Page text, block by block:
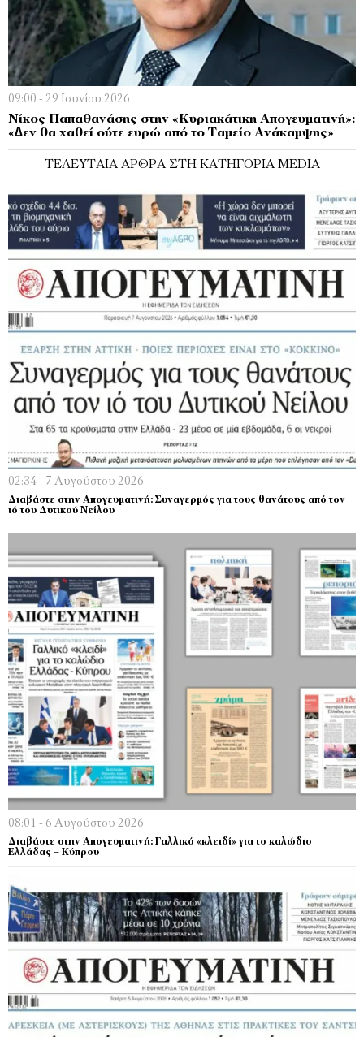
09:00 - 29 Ιουνίου 2026
Νίκος Παπαθανάσης στην «Κυριακάτικη Απογευματινή»:
«∆εν θα χαθεί ούτε ευρώ από το Ταµείο Ανάκαµψης»
ΤΕΛΕΥΤΑΊΑ ΆΡΘΡΑ ΣΤΗ ΚΑΤΗΓΟΡΊΑ MEDIA
02:34 - 7 Αυγούστου 2026
Διαβάστε στην Απογευματινή: Συναγερμός για τους θανάτους από τον
ιό του Δυτικού Νείλου
08:01 - 6 Αυγούστου 2026
Διαβάστε στην Απογευματινή: Γαλλικό «κλειδί» για το καλώδιο
Ελλάδας – Κύπρου